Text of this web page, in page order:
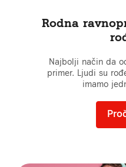
Rodna
Najbolji način da
primer. Ljudi su
imamo